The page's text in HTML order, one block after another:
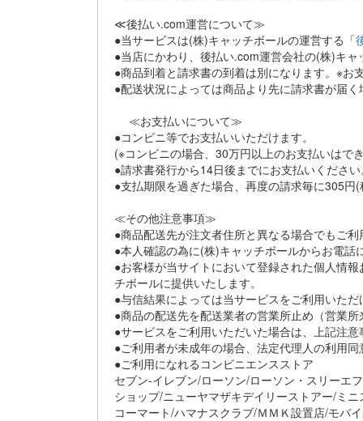
≪後払い.com運営について≫
●当サービスは(株)キャッチボールの運営する「
●当店にかわり、後払い.com運営会社の(株)キ
●商品到着と請求書の到着は別になります。※お
●配送状況によっては商品より先に請求書が届
≪お支払いについて≫
●コンビニ等でお支払いいただけます。
(※コンビニの場合、30万円以上のお支払いはで
●請求書発行から14日後までにお支払いくださ
●支払期限を過ぎた場合、再度の請求毎に305
≪その他注意事項≫
●商品配送先が注文者住所と異なる場合でもご
●本人確認の為に(株)キャッチボールからお電
●お客様が当サイトにおいて登録された個人情
チボールに提供いたします。
●与信結果によっては当サービスをご利用いた
●商品の配送先を配送業者の営業所止め（営業
●サービスをご利用いただいた場合は、上記注
●ご利用者が未成年の場合、法定代理人の利用
●ご利用になれるコンビニエンスストア
セブン-イレブン/ローソン/ローソン・スリーエ
ショップ/ニューヤマザキデイリーストアー/ミ
コーマート/ハマナスクラブ/ＭＭＫ設置店/モバ